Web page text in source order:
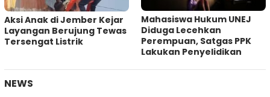
Aksi Anak di Jember Kejar
Layangan Berujung Tewas
Tersengat Listrik
Mahasiswa Hukum UNEJ
Diduga Lecehkan
Perempuan, Satgas PPK
Lakukan Penyelidikan
NEWS